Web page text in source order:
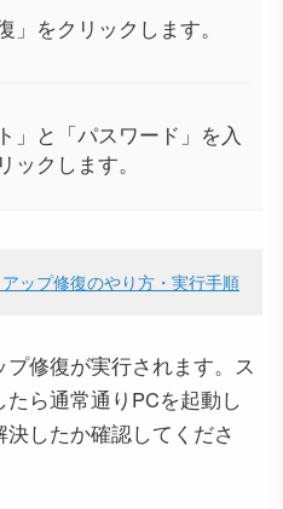
」をクリックします。
」と「パスワード」を入
ックします。
ップ修復のやり方・実行手順
修復が実行されます。ス
ら通常通りPCを起動し
したか確認してくださ